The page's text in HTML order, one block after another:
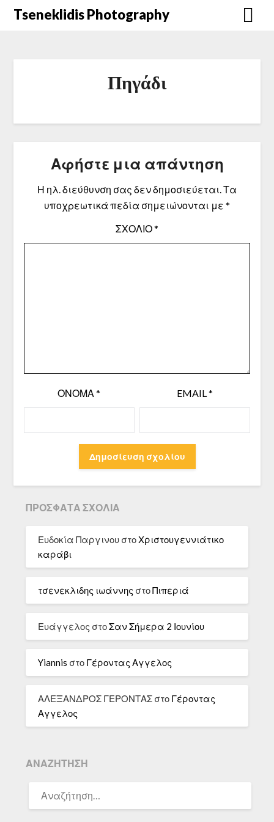
Μετάβαση
Tseneklidis Photography
Πηγάδι
Αφήστε μια απάντηση
Η ηλ. διεύθυνση σας δεν δημοσιεύεται.Τα
υποχρεωτικά πεδία σημειώνονται με *
ΣΧΌΛΙΟ*
ΌΝΟΜΑ* EMAIL*
ΠΡΌΣΦΑΤΑ ΣΧΌΛΙΑ
Ευδοκία Παργινου στοΧριστουγεννιάτικο
καράβι
τσενεκλιδης ιωάννης στοΠιπεριά
Ευάγγελος στοΣαν Σήμερα 2 Ιουνίου
Yiannis στο Γέροντας Αγγελος
ΑΛΕΞΑΝΔΡΟΣ ΓΕΡΟΝΤΑΣ στο Γέροντας
Αγγελος
ΑΝΑΖΉΤΗΣΗ
ΓΙΑ: